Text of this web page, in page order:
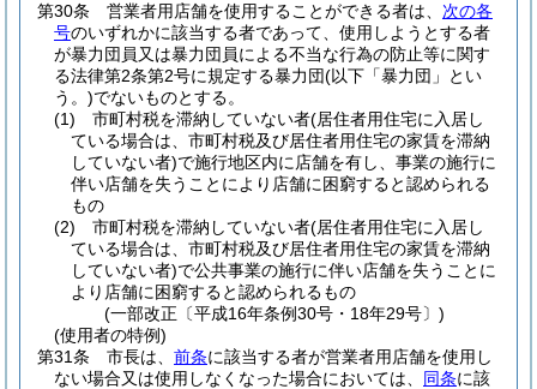
第30条
営業者用店舗を使用することができる者は、 次の各
号のいずれかに該当する者であって、使用しようとする者
が暴力団員又は暴力団員による不当な行為の防止等に関す
る法律第2条第2号に規定する暴力団(以下「暴力団」とい
う。)でないものとする。
(1)
市町村税を滞納していない者(居住者用住宅に入居し
ている場合は、市町村税及び居住者用住宅の家賃を滞納
していない者)で施行地区内に店舗を有し、事業の施行に
伴い店舗を失うことにより店舗に困窮すると認められる
もの
(2)
市町村税を滞納していない者(居住者用住宅に入居し
ている場合は、市町村税及び居住者用住宅の家賃を滞納
していない者)で公共事業の施行に伴い店舗を失うことに
より店舗に困窮すると認められるもの
(一部改正〔平成16年条例30号・18年29号〕)
(使用者の特例)
第31条
市長は、 前条に該当する者が営業者用店舗を使用し
ない場合又は使用しなくなった場合においては、 同条に該